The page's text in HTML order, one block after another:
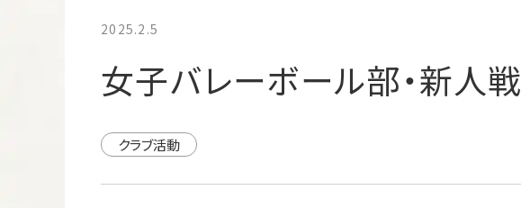
2025.2.5
女子バレーボール部・新人戦
クラブ活動